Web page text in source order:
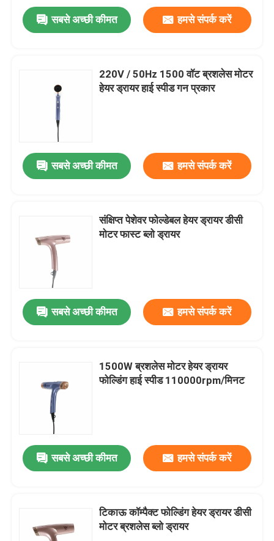
हमारे बारे में
गुणवत्ता नियंत्रण
संपर्क करें
एक उद्धरण का अनुरोध करें
डीसी ब्रशलेस मोटर
सबसे अच्छी कीमत हमसे संपर्क करें
220V / 50Hz 1500 वॉट ब्रशलेस मोटर
हेयर ड्रायर हाई स्पीड गन प्रकार
सबसे अच्छी कीमत हमसे संपर्क करें
संक्षिप्त पेशेवर फोल्डेबल हेयर ड्रायर डीसी
मोटर फास्ट ब्लो ड्रायर
सबसे अच्छी कीमत हमसे संपर्क करें
1500W ब्रशलेस मोटर हेयर ड्रायर
फोल्डिंग हाई स्पीड 110000rpm/मिनट
सबसे अच्छी कीमत हमसे संपर्क करें
टिकाऊ कॉम्पैक्ट फोल्डिंग हेयर ड्रायर डीसी
मोटर ब्रशलेस ब्लो ड्रायर